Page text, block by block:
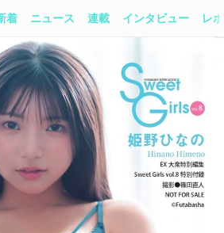
着 ニュース 連載 インタビュー レ